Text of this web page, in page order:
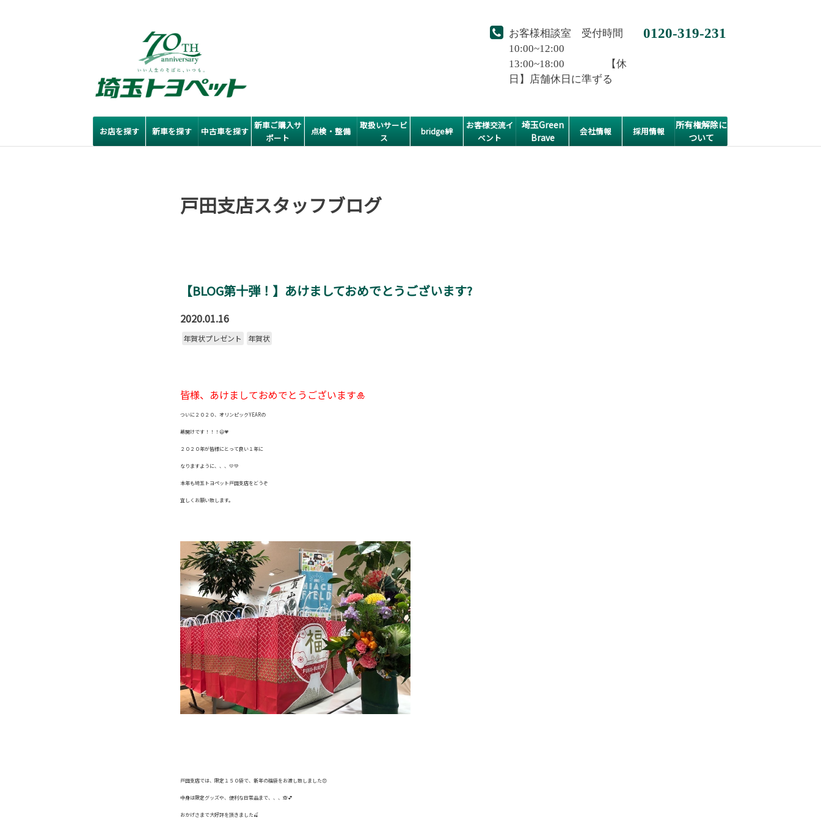
お客様相談室 受付時間
10:00~12:00
13:00~18:00 【休
日】店舗休日に準ずる
0120-319-231
お店を探す 新車を探す 中古車を探す
新車ご購入サ
ポート
点検・整備
取扱いサービ
ス
bridge絆
お客様交流イ
ベント
埼玉Green
Brave
会社情報 採用情報
所有権解除に
ついて
戸田支店スタッフブログ
【BLOG第十弾！】あけましておめでとうございます?
2020.01.16
年賀状プレゼント 年賀状
皆様、あけましておめでとうございます🎍
ついに２０２０、オリンピックYEARの
幕開けです！！！😃💗
２０２０年が皆様にとって良い１年に
なりますように、、、💛💚
本年も埼玉トヨペット戸田支店をどうぞ
宜しくお願い致します。
戸田支店では、限定１５０袋で、新年の福袋をお渡し致しました😍
中身は限定グッズや、便利な日常品まで、、、🙈💕
おかげさまで大好評を頂きました🍒